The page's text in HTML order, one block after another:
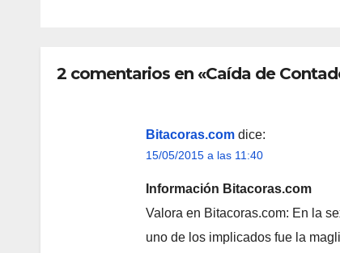
2 comentarios en «Caída de
Bitacoras.com dice:
15/05/2015 a las 11:40
Información Bitacoras.com
Valora en Bitacoras.com: En la
uno de los implicados fue la